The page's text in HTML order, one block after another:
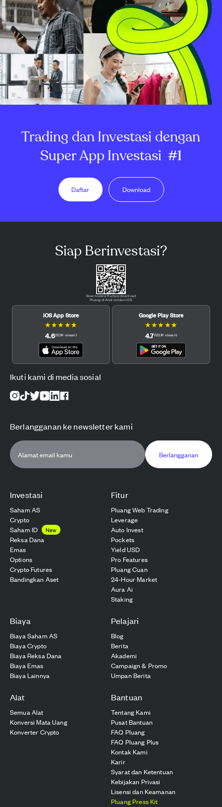
Trading dan Investasi dengan
Super App Investasi #1
Daftar Download
Investasi
Saham AS
Crypto
Saham ID
New
Reksa Dana
Emas
Options
Crypto Futures
Bandingkan Aset
Fitur
Pluang Web Trading
Leverage
Auto Invest
Pockets
Yield USD
Pro Features
Pluang Cuan
24-Hour Market
Aura Ai
Staking
Biaya
Biaya Saham AS
Biaya Crypto
Biaya Reksa Dana
Biaya Emas
Biaya Lainnya
Pelajari
Blog
Berita
Akademi
Campaign & Promo
Umpan Berita
Alat
Semua Alat
Konversi Mata Uang
Konverter Crypto
Bantuan
Tentang Kami
Pusat Bantuan
FAQ Pluang
FAQ Pluang Plus
Kontak Kami
Karir
Syarat dan Ketentuan
Kebijakan Privasi
Lisensi dan Keamanan
Pluang Press Kit
Siap Berinvestasi?
Scan kode QR untuk download
Pluang di Android dan iOS.
iOS App Store
★★★ ★★
4.6(12.3K ulasan)
Google Play Store
★★★ ★★
4.7(122.1K ulasan)
Ikuti kami di media sosial
Berlangganan ke newsletter kami
Berlangganan